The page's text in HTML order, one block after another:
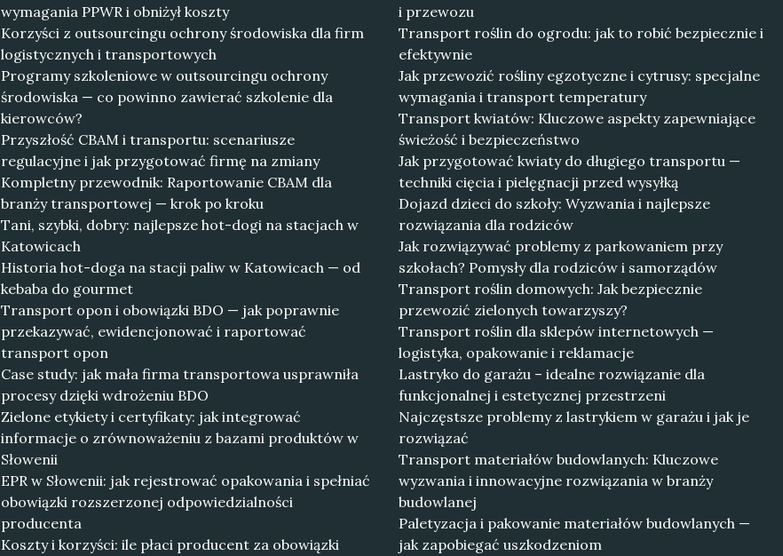
wymagania PPWR i obniżył koszty
Korzyści z outsourcingu ochrony środowiska dla firm
logistycznych i transportowych
Programy szkoleniowe w outsourcingu ochrony
środowiska — co powinno zawierać szkolenie dla
kierowców?
Przyszłość CBAM i transportu: scenariusze
regulacyjne i jak przygotować firmę na zmiany
Kompletny przewodnik: Raportowanie CBAM dla
branży transportowej — krok po kroku
Tani, szybki, dobry: najlepsze hot-dogi na stacjach w
Katowicach
Historia hot-doga na stacji paliw w Katowicach — od
kebaba do gourmet
Transport opon i obowiązki BDO — jak poprawnie
przekazywać, ewidencjonować i raportować
transport opon
Case study: jak mała firma transportowa usprawniła
procesy dzięki wdrożeniu BDO
Zielone etykiety i certyfikaty: jak integrować
informacje o zrównoważeniu z bazami produktów w
Słowenii
EPR w Słowenii: jak rejestrować opakowania i spełniać
obowiązki rozszerzonej odpowiedzialności
producenta
Koszty i korzyści: ile płaci producent za obowiązki
i przewozu
Transport roślin do ogrodu: jak to robić bezpiecznie i
efektywnie
Jak przewozić rośliny egzotyczne i cytrusy: specjalne
wymagania i transport temperatury
Transport kwiatów: Kluczowe aspekty zapewniające
świeżość i bezpieczeństwo
Jak przygotować kwiaty do długiego transportu —
techniki cięcia i pielęgnacji przed wysyłką
Dojazd dzieci do szkoły: Wyzwania i najlepsze
rozwiązania dla rodziców
Jak rozwiązywać problemy z parkowaniem przy
szkołach? Pomysły dla rodziców i samorządów
Transport roślin domowych: Jak bezpiecznie
przewozić zielonych towarzyszy?
Transport roślin dla sklepów internetowych —
logistyka, opakowanie i reklamacje
Lastryko do garażu – idealne rozwiązanie dla
funkcjonalnej i estetycznej przestrzeni
Najczęstsze problemy z lastrykiem w garażu i jak je
rozwiązać
Transport materiałów budowlanych: Kluczowe
wyzwania i innowacyjne rozwiązania w branży
budowlanej
Paletyzacja i pakowanie materiałów budowlanych —
jak zapobiegać uszkodzeniom